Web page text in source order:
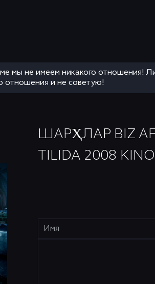
мы не имеем никакого отношения!
отношения и не советую!
ШАРҲЛАР BIZ
TILIDA 2008